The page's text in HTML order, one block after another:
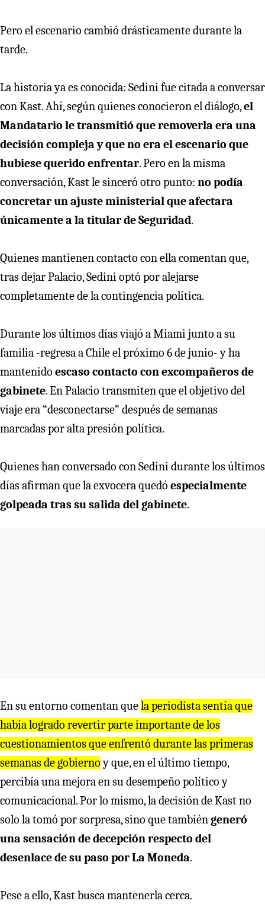
Pero el escenario cambió drásticamente durante la
tarde.
La historia ya es conocida: Sedini fue citada a conversar
con Kast. Ahí, según quienes conocieron el diálogo,el
Mandatario le transmitió que removerla era una
decisión compleja y que no era el escenario que
hubiese querido enfrentar. Pero en la misma
conversación, Kast le sinceró otro punto: no podía
concretar un ajuste ministerial que afectara
únicamente a la titular de Seguridad.
Quienes mantienen contacto con ella comentan que,
tras dejar Palacio, Sedini optó por alejarse
completamente de la contingencia política.
Durante los últimos días viajó a Miami junto a su
familia -regresa a Chile el próximo 6 de junio- y ha
mantenido escaso contacto con excompañeros de
gabinete. En Palacio transmiten que el objetivo del
viaje era “desconectarse” después de semanas
marcadas por alta presión política.
Quienes han conversado con Sedini durante los últimos
días afirman que la exvocera quedó especialmente
golpeada tras su salida del gabinete.
En su entorno comentan quela periodista sentía que
había logrado revertir parte importante de los
cuestionamientos que enfrentó durante las primeras
semanas de gobiernoy que, en el último tiempo,
percibía una mejora en su desempeño político y
comunicacional. Por lo mismo, la decisión de Kast no
solo la tomó por sorpresa, sino que tambiéngeneró
una sensación de decepción respecto del
desenlace de su paso por La Moneda.
Pese a ello, Kast busca mantenerla cerca.